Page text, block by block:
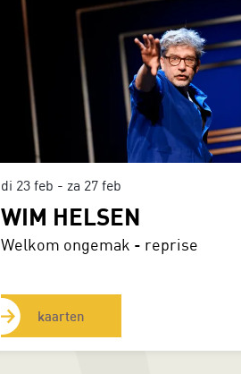
WIM HELSEN
Welkom ongemak - reprise
di 23 feb - za 27 feb
kaarten